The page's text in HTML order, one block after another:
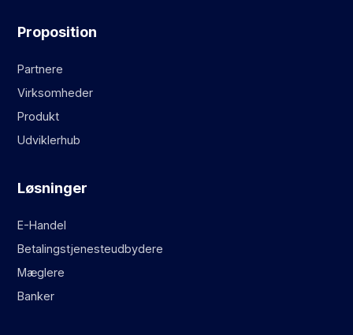
Proposition
Partnere
Virksomheder
Produkt
Udviklerhub
Løsninger
E-Handel
Betalingstjenesteudbydere
Mæglere
Banker